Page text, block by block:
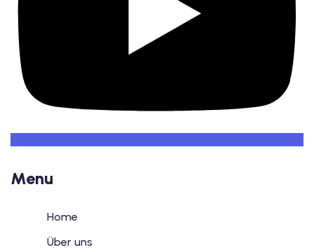
Menu
Home
Über uns